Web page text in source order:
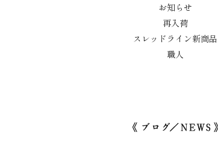
お知らせ
再入荷
スレッドライン新商品
職人